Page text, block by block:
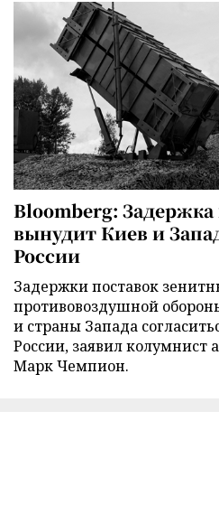
Bloomberg:
вынудит Киев и
России
Задержки поставок
противовоздушной
и страны Запада
России, заявил колумнист
Марк Чемпион.